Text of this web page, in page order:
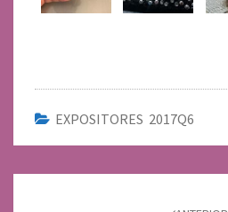
EXPOSITORES 2017Q6